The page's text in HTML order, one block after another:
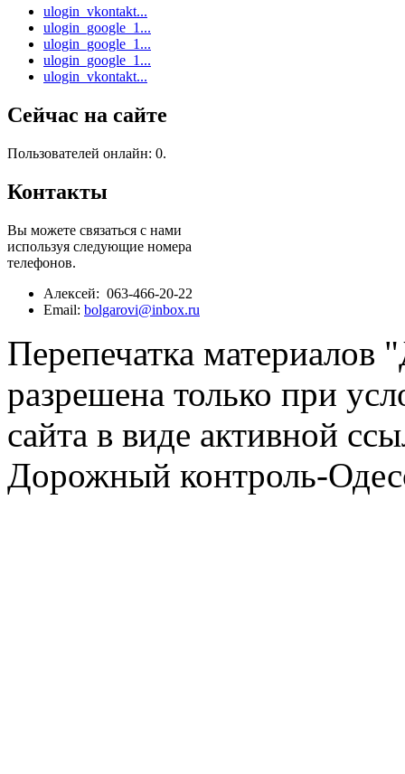
ulogin_vkontakt...
ulogin_google_1...
ulogin_google_1...
ulogin_google_1...
ulogin_vkontakt...
Сейчас на сайте
Пользователей онлайн: 0.
Контакты
Вы можете связаться с нами
используя следующие номера
телефонов.
Алексей: 063-466-20-22
Email: bolgarovi@inbox.ru
Перепечатка материалов
разрешена только при
сайта в виде активной
Дорожный контроль-